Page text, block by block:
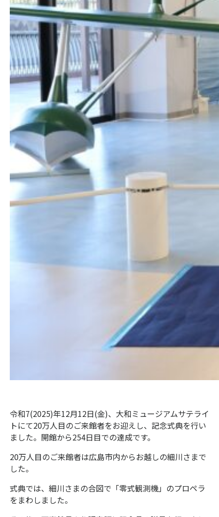
令和7(2025)年12月12日(金)、大和ミュージアムサテライ
トにて20万人目のご来館者をお迎えし、記念式典を行い
ました。開館から254日目での達成です。
20万人目のご来館者は広島市内からお越しの細川さまで
した。
式典では、細川さまの合図で「零式観測機」のプロペラ
をまわしました。